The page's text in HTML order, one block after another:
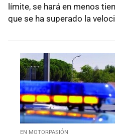
límite, se hará en menos
que se ha superado la
EN MOTORPASIÓN